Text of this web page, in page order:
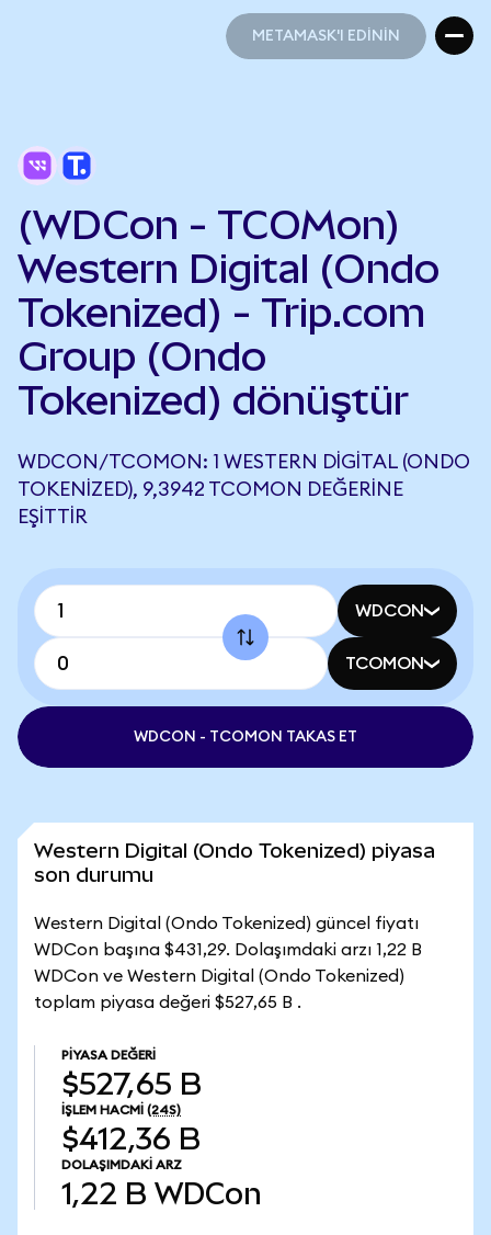
METAMASK'I EDİNİN
(WDCon - TCOMon)
Western Digital (Ondo
Tokenized) - Trip.com
Group (Ondo
Tokenized) dönüştür
WDCON/TCOMON: 1 WESTERN DIGITAL (ONDO
TOKENIZED), 9,3942 TCOMON DEĞERINE
EŞITTIR
WDCON
TCOMON
WDCON - TCOMON TAKAS ET
Western Digital (Ondo Tokenized) piyasa
son durumu
Western Digital (Ondo Tokenized) güncel fiyatı
WDCon başına $431,29. Dolaşımdaki arzı 1,22 B
WDCon ve Western Digital (Ondo Tokenized)
toplam piyasa değeri $527,65 B .
PIYASA DEĞERI
$527,65 B
İŞLEM HACMI (24S)
$412,36 B
DOLAŞIMDAKI ARZ
1,22 B WDCon